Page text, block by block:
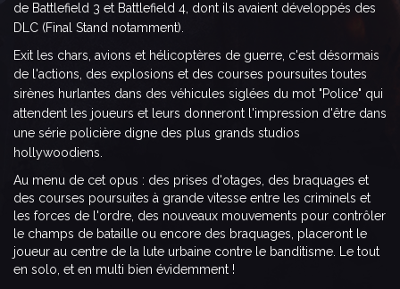
de Battlefield 3 et Battlefield 4, dont ils avaient développés des
DLC (Final Stand notamment).
Exit les chars, avions et hélicoptères de guerre, c'est désormais
de l'actions, des explosions et des courses poursuites toutes
sirènes hurlantes dans des véhicules siglées du mot "Police" qui
attendent les joueurs et leurs donneront l'impression d'être dans
une série policière digne des plus grands studios
hollywoodiens.
Au menu de cet opus : des prises d'otages, des braquages et
des courses poursuites à grande vitesse entre les criminels et
les forces de l'ordre, des nouveaux mouvements pour contrôler
le champs de bataille ou encore des braquages, placeront le
joueur au centre de la lute urbaine contre le banditisme. Le tout
en solo, et en multi bien évidemment !